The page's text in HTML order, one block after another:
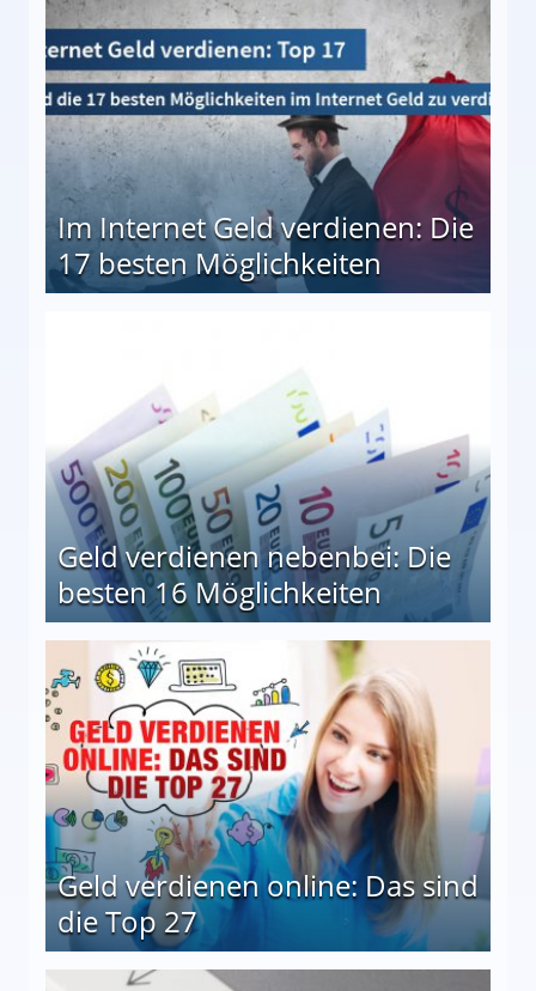
Im Internet Geld verdienen: Die
17 besten Möglichkeiten
Geld verdienen nebenbei: Die
besten 16 Möglichkeiten
Geld verdienen online: Das sind
die Top 27